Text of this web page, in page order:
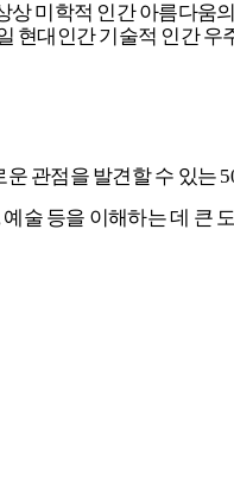
운 관점을 발견할 수 있는
술 등을 이해하는 데 큰